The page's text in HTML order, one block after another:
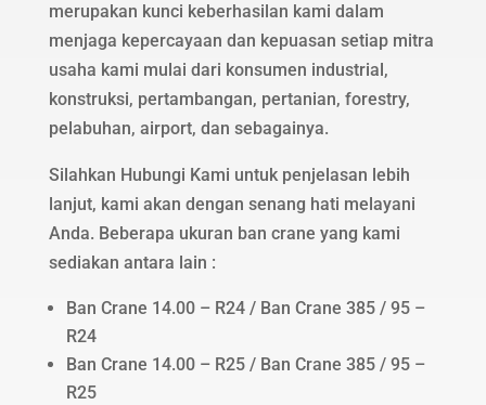
merupakan kunci keberhasilan kami dalam
menjaga kepercayaan dan kepuasan setiap mitra
usaha kami mulai dari konsumen industrial,
konstruksi, pertambangan, pertanian, forestry,
pelabuhan, airport, dan sebagainya.
Silahkan Hubungi Kami untuk penjelasan lebih
lanjut, kami akan dengan senang hati melayani
Anda. Beberapa ukuran ban crane yang kami
sediakan antara lain :
Ban Crane 14.00 – R24 / Ban Crane 385 / 95 –
R24
Ban Crane 14.00 – R25 / Ban Crane 385 / 95 –
R25